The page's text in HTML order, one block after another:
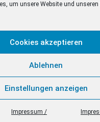
um unsere Website und unseren
Cookies akzeptieren
Ablehnen
Einstellungen anzeigen
Impressum /
© 2026 . All Rights